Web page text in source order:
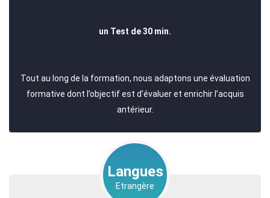
un Test de 30 min.
Tout au long de la formation, nous adaptons une évaluation
formative dont l’objectif est d’évaluer et enrichir l’acquis
antérieur.
Langues
Etrangère